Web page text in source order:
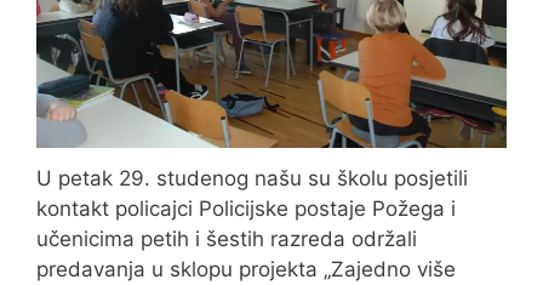
U petak 29. studenog našu su školu posjetili
kontakt policajci Policijske postaje Požega i
učenicima petih i šestih razreda održali
predavanja u sklopu projekta „Zajedno više